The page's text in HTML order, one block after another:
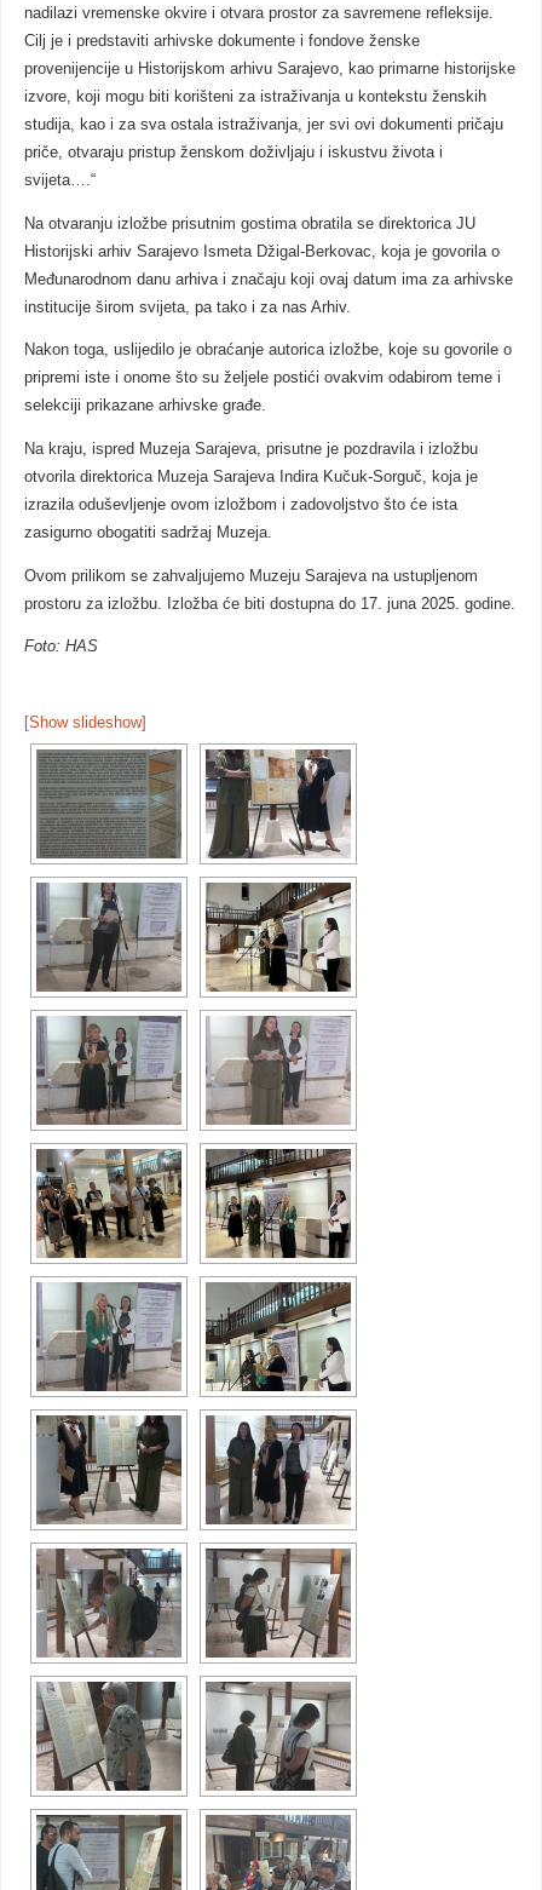
nadilazi vremenske okvire i otvara prostor za savremene refleksije.
Cilj je i predstaviti arhivske dokumente i fondove ženske
provenijencije u Historijskom arhivu Sarajevo, kao primarne historijske
izvore, koji mogu biti korišteni za istraživanja u kontekstu ženskih
studija, kao i za sva ostala istraživanja, jer svi ovi dokumenti pričaju
priče, otvaraju pristup ženskom doživljaju i iskustvu života i
svijeta….“
Na otvaranju izložbe prisutnim gostima obratila se direktorica JU
Historijski arhiv Sarajevo Ismeta Džigal-Berkovac, koja je govorila o
Međunarodnom danu arhiva i značaju koji ovaj datum ima za arhivske
institucije širom svijeta, pa tako i za nas Arhiv.
Nakon toga, uslijedilo je obraćanje autorica izložbe, koje su govorile o
pripremi iste i onome što su željele postići ovakvim odabirom teme i
selekciji prikazane arhivske građe.
Na kraju, ispred Muzeja Sarajeva, prisutne je pozdravila i izložbu
otvorila direktorica Muzeja Sarajeva Indira Kučuk-Sorguč, koja je
izrazila oduševljenje ovom izložbom i zadovoljstvo što će ista
zasigurno obogatiti sadržaj Muzeja.
Ovom prilikom se zahvaljujemo Muzeju Sarajeva na ustupljenom
prostoru za izložbu. Izložba će biti dostupna do 17. juna 2025. godine.
Foto: HAS
[Show slideshow]